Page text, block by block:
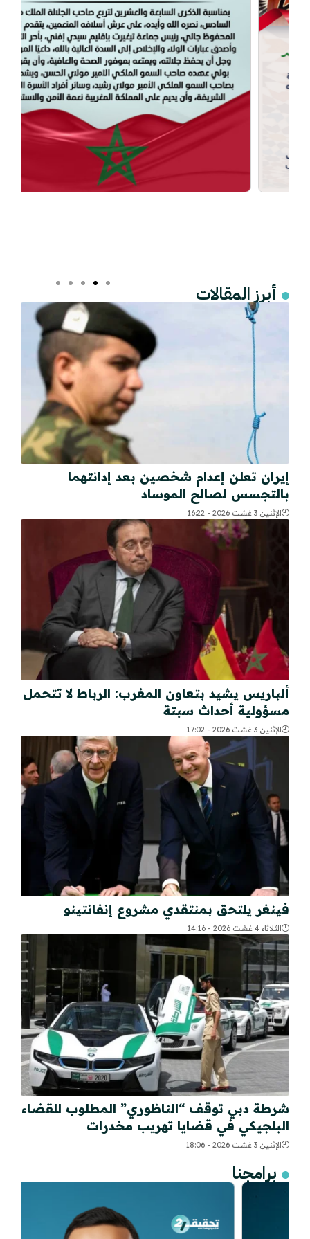
أبرز المقالات
إيران تعلن إعدام شخصين بعد إدانتهما
بالتجسس لصالح الموساد
الإثنين 3 غشت 2026 - 16:22
ألباريس يشيد بتعاون المغرب: الرباط لا تتحمل
مسؤولية أحداث سبتة
الإثنين 3 غشت 2026 - 17:02
فينغر يلتحق بمنتقدي مشروع إنفانتينو
الثلاثاء 4 غشت 2026 - 14:16
شرطة دبي توقف “الناظوري” المطلوب للقضاء
البلجيكي في قضايا تهريب مخدرات
الإثنين 3 غشت 2026 - 18:06
برامجنا